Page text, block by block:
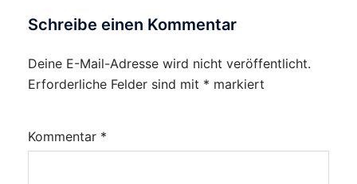
Schreibe einen Kommentar
Deine E-Mail-Adresse wird nicht veröffentlicht.
Erforderliche Felder sind mit * markiert
Kommentar *